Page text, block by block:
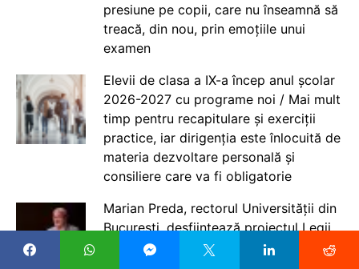
presiune pe copii, care nu înseamnă să
treacă, din nou, prin emoțiile unui
examen
Elevii de clasa a IX-a încep anul școlar
2026-2027 cu programe noi / Mai mult
timp pentru recapitulare și exerciții
practice, iar dirigenția este înlocuită de
materia dezvoltare personală și
consiliere care va fi obligatorie
Marian Preda, rectorul Universității din
București, desființează proiectul Legii
salarizării 2026: Modificările în zona